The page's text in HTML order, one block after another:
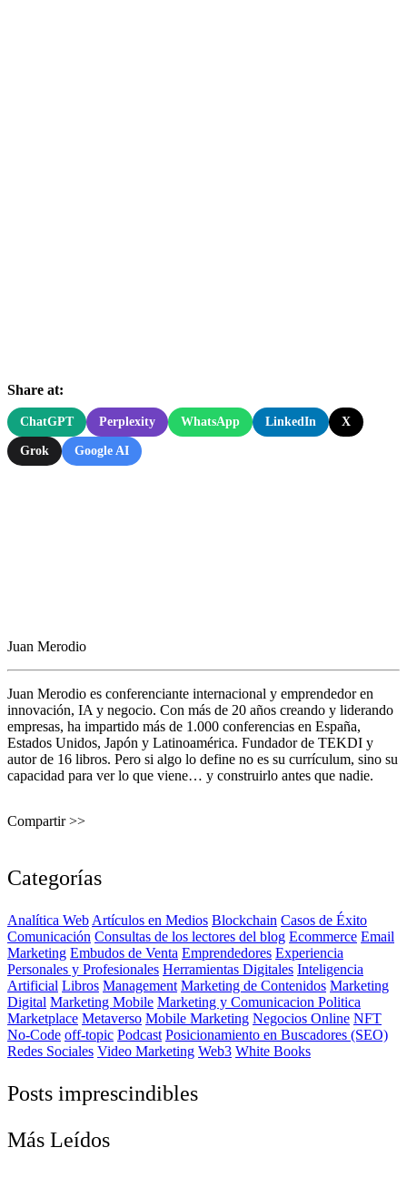
Share at:
ChatGPT Perplexity WhatsApp LinkedIn X
Grok Google AI
Juan Merodio
Juan Merodio es conferenciante internacional y emprendedor en
innovación, IA y negocio. Con más de 20 años creando y liderando
empresas, ha impartido más de 1.000 conferencias en España,
Estados Unidos, Japón y Latinoamérica. Fundador de TEKDI y
autor de 16 libros. Pero si algo lo define no es su currículum, sino su
capacidad para ver lo que viene… y construirlo antes que nadie.
Compartir >>
Categorías
Analítica Web Artículos en Medios Blockchain Casos de Éxito
Comunicación Consultas de los lectores del blog Ecommerce Email
Marketing Embudos de Venta Emprendedores Experiencia
Personales y Profesionales Herramientas Digitales Inteligencia
Artificial Libros Management Marketing de Contenidos Marketing
Digital Marketing Mobile Marketing y Comunicacion Politica
Marketplace Metaverso Mobile Marketing Negocios Online NFT
No-Code off-topic Podcast Posicionamiento en Buscadores (SEO)
Redes Sociales Video Marketing Web3 White Books
Posts imprescindibles
Más Leídos